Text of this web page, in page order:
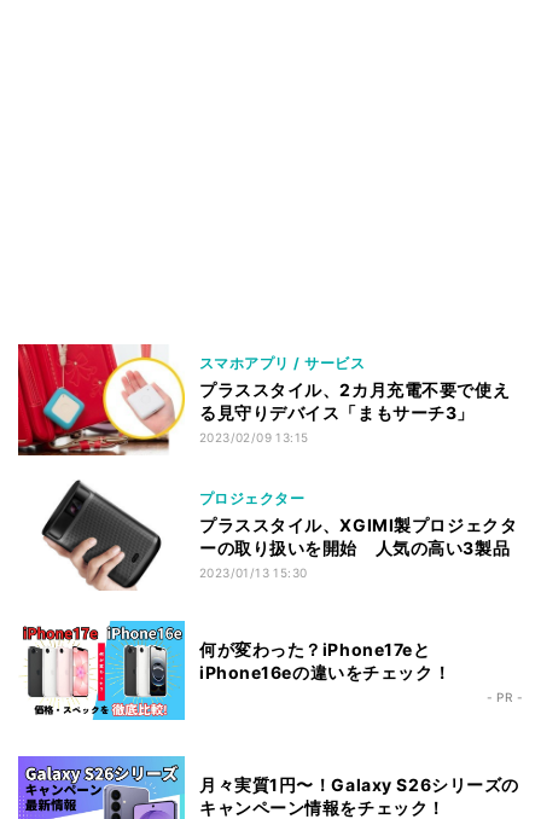
スマホアプリ / サービス
プラススタイル、2カ月充電不要で使え
る見守りデバイス「まもサーチ3」
2023/02/09 13:15
プロジェクター
プラススタイル、XGIMI製プロジェクタ
ーの取り扱いを開始 人気の高い3製品
2023/01/13 15:30
何が変わった？iPhone17eと
iPhone16eの違いをチェック！
- PR -
月々実質1円〜！Galaxy S26シリーズの
キャンペーン情報をチェック！